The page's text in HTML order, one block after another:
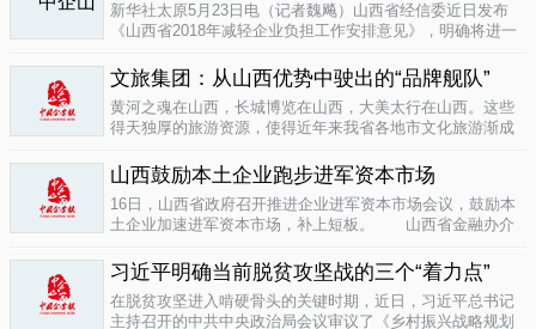
新华社太原5月23日电（记者魏飚）山西省经信委近日发布
《山西省2018年减轻企业负担工作安排意见》，明确将进一
大对涉企乱收...
文旅集团：从山西优势中驶出的“品牌舰队”
黄河之魂在山西，长城博览在山西，大美太行在山西。这些
得天独厚的旅游资源，使得近年来我省各地市文化旅游渐成
业培育成...
山西鼓励本土企业跑步进军资本市场
16日，山西省政府召开推进企业进军资本市场会议，鼓励本
土企业加速进军资本市场，补上短板。 山西省金融办介
习近平明确当前脱贫攻坚战的三个“着力点”
在脱贫攻坚进入啃硬骨头的关键时期，近日，习近平总书记
主持召开的中共中央政治局会议审议了《乡村振兴战略规划